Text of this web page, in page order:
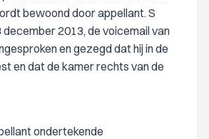
bewoond door appellant. S
december 2013, de voicemail van
en gezegd dat hij in de
en dat de kamer rechts van de
ondertekende